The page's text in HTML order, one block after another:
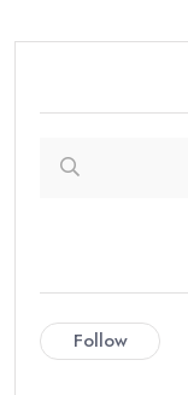
Follow